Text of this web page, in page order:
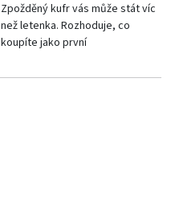
Zpožděný kufr vás může stát víc
než letenka. Rozhoduje, co
koupíte jako první